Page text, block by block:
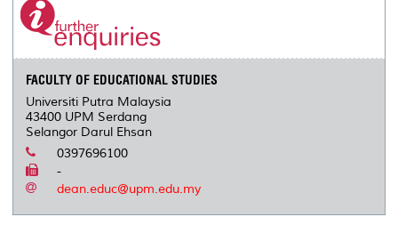
FACULTY OF EDUCATIONAL STUDIES
Universiti Putra Malaysia
43400 UPM Serdang
Selangor Darul Ehsan
0397696100
-
dean.educ@upm.edu.my